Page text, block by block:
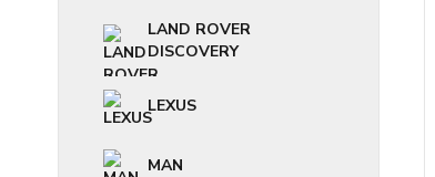
LAND ROVER
DISCOVERY
LEXUS
MAN